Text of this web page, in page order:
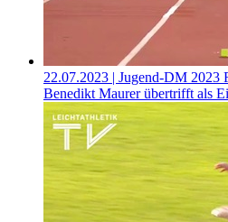
22.07.2023 | Jugend-DM 2023
Benedikt Maurer übertrifft als